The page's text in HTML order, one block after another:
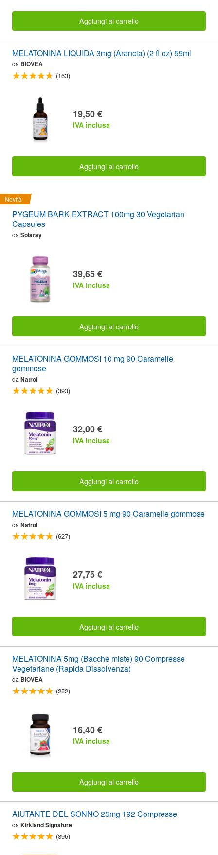
Aggiungi al carrello
MELATONINA LIQUIDA 3mg (Arancia) (2 fl oz) 59ml
da BIOVEA
(163)
19,50 €
IVA inclusa
Aggiungi al carrello
Novità
PYGEUM BARK EXTRACT 100mg 30 Vegetarian
Capsules
da Solaray
39,65 €
IVA inclusa
Aggiungi al carrello
MELATONINA GOMMOSI 10 mg 90 Caramelle
gommose
da Natrol
(393)
32,00 €
IVA inclusa
Aggiungi al carrello
MELATONINA GOMMOSI 5 mg 90 Caramelle gommose
da Natrol
(627)
27,75 €
IVA inclusa
Aggiungi al carrello
MELATONINA 5mg (Bacche miste) 90 Compresse
Vegetariane (Rapida Dissolvenza)
da BIOVEA
(252)
16,40 €
IVA inclusa
Aggiungi al carrello
AIUTANTE DEL SONNO 25mg 192 Compresse
da Kirkland Signature
(896)